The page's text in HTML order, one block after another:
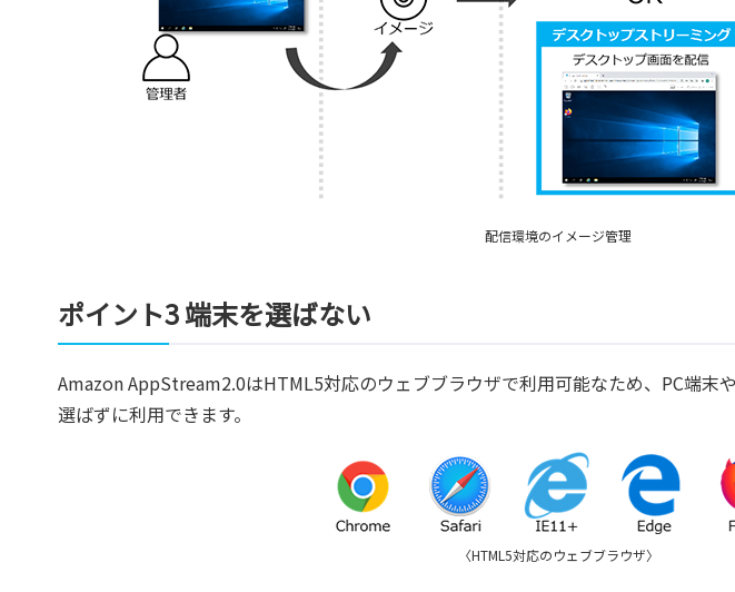
配信環境のイメージ管理
ポイント3 端末を選ばない
Amazon AppStream2.0はHTML5対応のウェブブラウザで利用可能なため、PC端末
選ばずに利用できます。
〈HTML5対応のウェブブラウザ〉